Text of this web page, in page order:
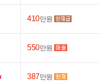
410만원
550만원
387만원